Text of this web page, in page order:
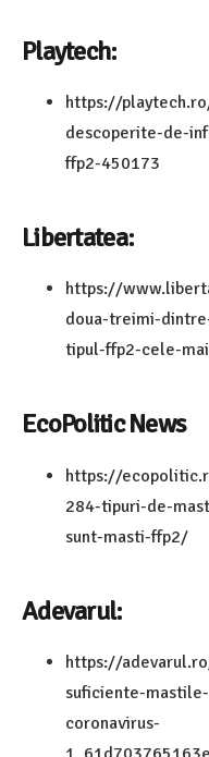
Playtech:
https://
descoperite-de-
ffp2-450173
Libertatea:
https://
doua-treimi-
tipul-ffp2-cele-
EcoPolitic News
https://
284-tipuri-de-
sunt-masti-ffp2/
Adevarul:
https://
suficiente-
coronavirus-